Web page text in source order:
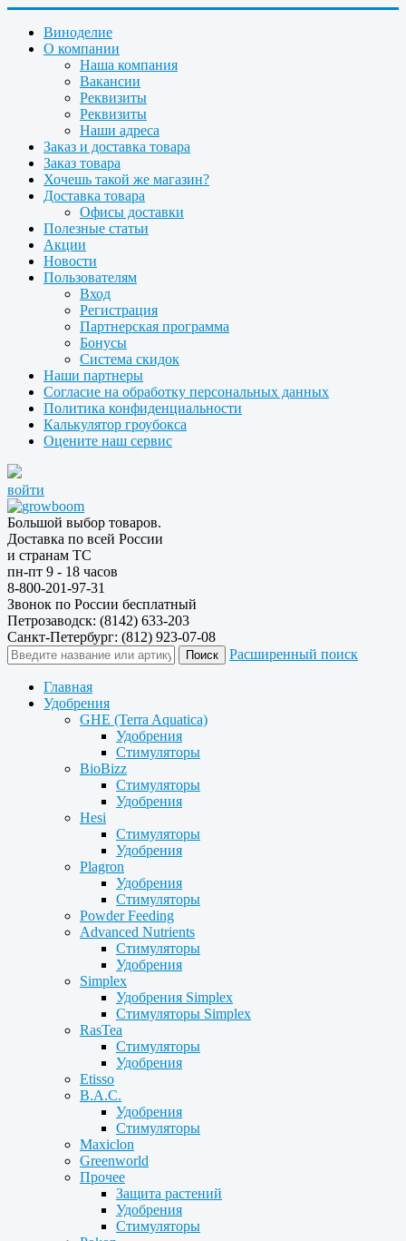
Виноделие
О компании
Наша компания
Вакансии
Реквизиты
Реквизиты
Наши адреса
Заказ и доставка товара
Заказ товара
Хочешь такой же магазин?
Доставка товара
Офисы доставки
Полезные статьи
Акции
Новости
Пользователям
Вход
Регистрация
Партнерская программа
Бонусы
Система скидок
Наши партнеры
Согласие на обработку персональных данных
Политика конфиденциальности
Калькулятор гроубокса
Оцените наш сервис
войти
Большой выбор товаров.
Доставка по всей России
и странам ТС
пн-пт 9 - 18 часов
8-800-201-97-31
Звонок по России бесплатный
Петрозаводск: (8142) 633-203
Санкт-Петербург: (812) 923-07-08
Расширенный поиск
Главная
Удобрения
GHE (Terra Aquatica)
Удобрения
Стимуляторы
BioBizz
Стимуляторы
Удобрения
Hesi
Стимуляторы
Удобрения
Plagron
Удобрения
Стимуляторы
Powder Feeding
Advanced Nutrients
Стимуляторы
Удобрения
Simplex
Удобрения Simplex
Стимуляторы Simplex
RasTea
Стимуляторы
Удобрения
Etisso
B.A.C.
Удобрения
Стимуляторы
Maxiclon
Greenworld
Прочее
Защита растений
Удобрения
Стимуляторы